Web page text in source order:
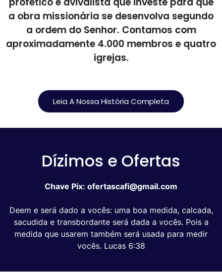
a obra missionária se desenvolva segundo
a ordem do Senhor. Contamos com
aproximadamente 4.000 membros e quatro
igrejas.
Leia A Nossa História Completa
Dízimos e Ofertas
Chave Pix: ofertascafi@gmail.com
Deem e será dado a vocês: uma boa medida, calcada,
sacudida e transbordante será dada a vocês. Pois a
medida que usarem também será usada para medir
vocês. Lucas 6:38